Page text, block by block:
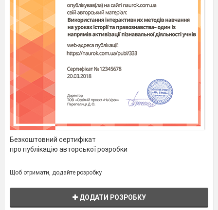
Безкоштовний сертифікат
про публікацію авторської розробки
Щоб отримати, додайте розробку
ДОДАТИ РОЗРОБКУ